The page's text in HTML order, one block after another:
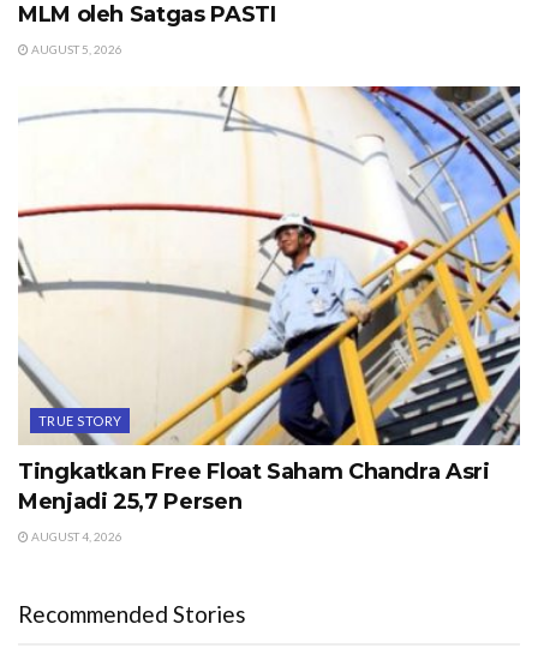
MLM oleh Satgas PASTI
AUGUST 5, 2026
TRUE STORY
Tingkatkan Free Float Saham Chandra Asri
Menjadi 25,7 Persen
AUGUST 4, 2026
Recommended Stories